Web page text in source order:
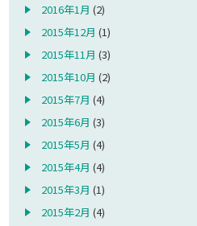
2016年1月 (2)
2015年12月 (1)
2015年11月 (3)
2015年10月 (2)
2015年7月 (4)
2015年6月 (3)
2015年5月 (4)
2015年4月 (4)
2015年3月 (1)
2015年2月 (4)